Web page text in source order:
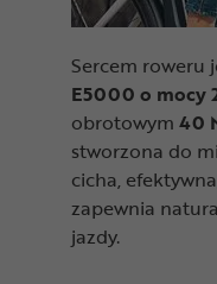
Sercem roweru
E5000 o mocy
obrotowym 40
stworzona do
cicha,
zapewnia
jazdy.